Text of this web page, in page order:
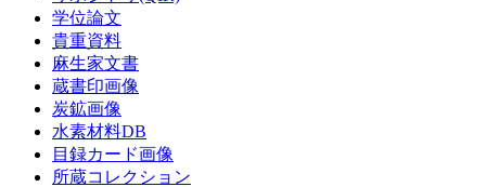
学位論文
貴重資料
麻生家文書
蔵書印画像
炭鉱画像
水素材料DB
目録カード画像
所蔵コレクション